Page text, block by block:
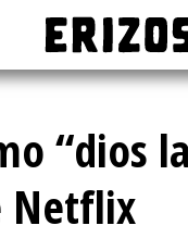
“dios
Netflix